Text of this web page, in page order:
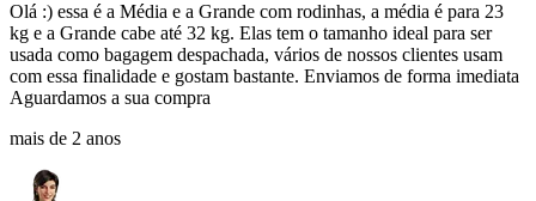
Olá :) essa é a Média e a Grande com rodinhas, a média é para 23
kg e a Grande cabe até 32 kg. Elas tem o tamanho ideal para ser
usada como bagagem despachada, vários de nossos clientes usam
com essa finalidade e gostam bastante. Enviamos de forma imediata
Aguardamos a sua compra
mais de 2 anos